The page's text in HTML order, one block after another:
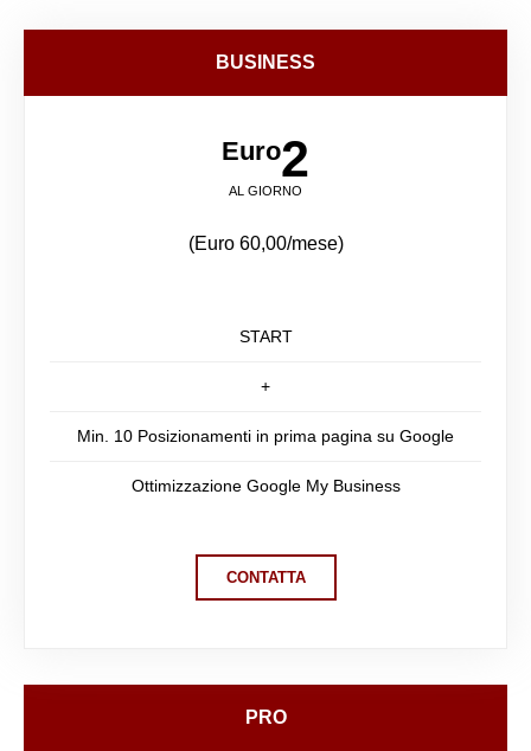
BUSINESS
Euro2
AL GIORNO
(Euro 60,00/mese)
START
+
Min. 10 Posizionamenti in prima pagina su Google
Ottimizzazione Google My Business
CONTATTA
PRO